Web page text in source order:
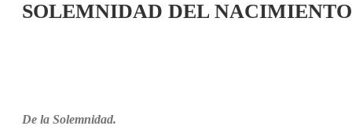
SOLEMNIDAD DEL
De la Solemnidad.